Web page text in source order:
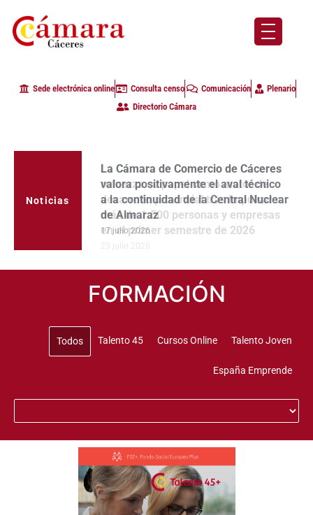
Sede electrónica online Consulta censo Comunicación
Plenario
Directorio Cámara
Noticias
La Cámara de Comercio de Cáceres
valora positivamente el aval técnico
a la continuidad de la Central Nuclear
de Almaraz
17 julio 2026
FORMACIÓN
Todos Talento 45 Cursos Online Talento Joven
España Emprende